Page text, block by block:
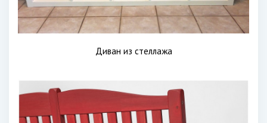
Диван из стеллажа